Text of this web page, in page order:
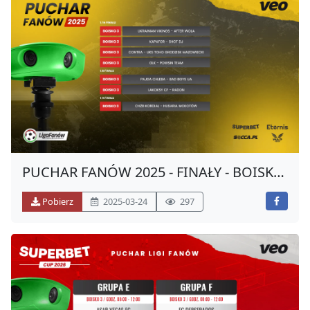
PUCHAR FANÓW 2025 - FINAŁY - BOISKO
"3"
Pobierz 2025-03-24 297